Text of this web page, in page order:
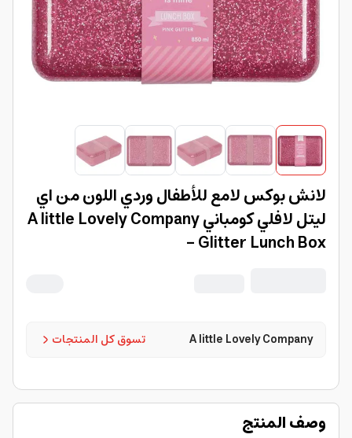
لانش بوكس لامع للأطفال وردي اللون من اي
ليتل لافلي كومباني A little Lovely Company
- Glitter Lunch Box
تسوق كل المنتجات A little Lovely Company
وصف المنتج